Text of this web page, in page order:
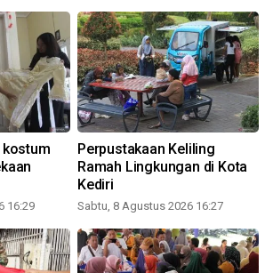
kostum
16:29
Perpustakaan Keliling
Ramah Lingkungan di Kota
Kediri
Sabtu, 8 Agustus 2026 16:27